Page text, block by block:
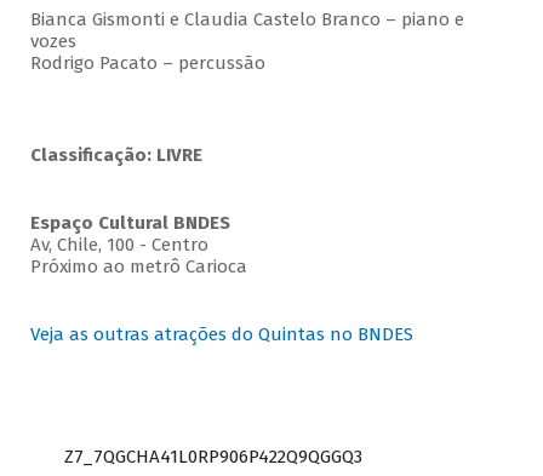
Bianca Gismonti e Claudia Castelo Branco – piano e
vozes
Rodrigo Pacato – percussão
Classificação: LIVRE
Espaço Cultural BNDES
Av, Chile, 100 - Centro
Próximo ao metrô Carioca
Veja as outras atrações do Quintas no BNDES
Z7_7QGCHA41L0RP906P422Q9QGGQ3